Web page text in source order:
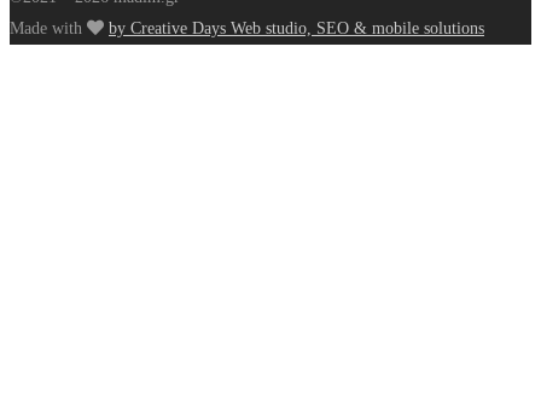
Made with
by Creative Days Web studio, SEO & mobile solutions